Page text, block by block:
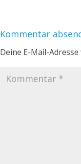
Kommentar
Deine E-Mail-